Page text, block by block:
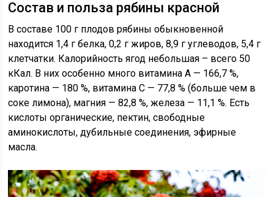
Состав и польза рябины красной
В составе 100 г плодов рябины обыкновенной
находится 1,4 г белка, 0,2 г жиров, 8,9 г углеводов, 5,4 г
клетчатки. Калорийность ягод небольшая – всего 50
кКал. В них особенно много витамина А — 166,7 %,
каротина — 180 %, витамина C — 77,8 % (больше чем в
соке лимона), магния — 82,8 %, железа — 11,1 %. Есть
кислоты органические, пектин, свободные
аминокислоты, дубильные соединения, эфирные
масла.